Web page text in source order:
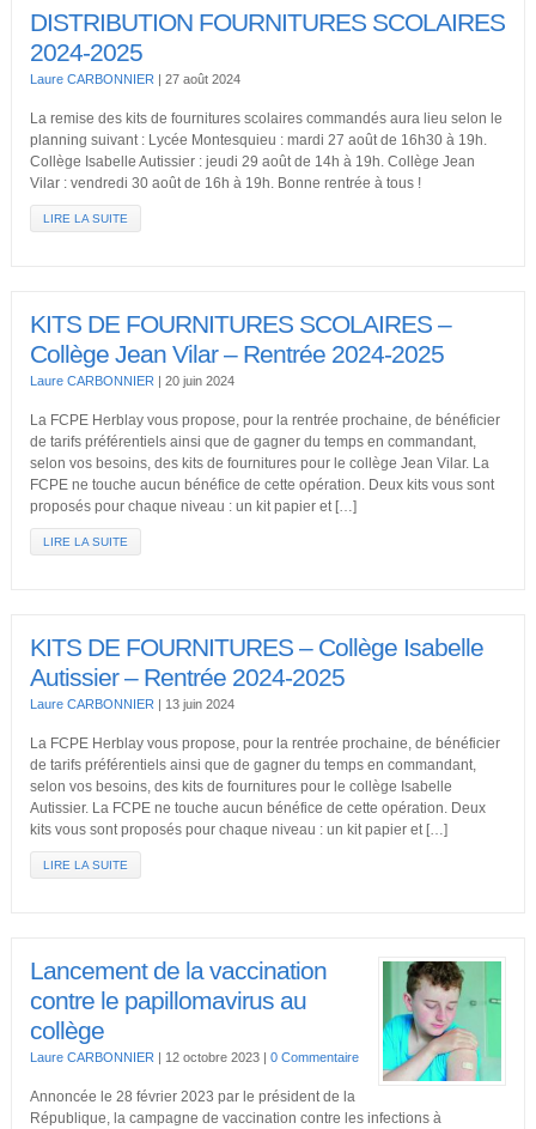
DISTRIBUTION FOURNITURES SCOLAIRES
2024-2025
Laure CARBONNIER 27 août 2024
La remise des kits de fournitures scolaires commandés aura lieu selon le
planning suivant : Lycée Montesquieu : mardi 27 août de 16h30 à 19h.
Collège Isabelle Autissier : jeudi 29 août de 14h à 19h. Collège Jean
Vilar : vendredi 30 août de 16h à 19h. Bonne rentrée à tous !
LIRE LA SUITE
KITS DE FOURNITURES SCOLAIRES –
Collège Jean Vilar – Rentrée 2024-2025
Laure CARBONNIER 20 juin 2024
La FCPE Herblay vous propose, pour la rentrée prochaine, de bénéficier
de tarifs préférentiels ainsi que de gagner du temps en commandant,
selon vos besoins, des kits de fournitures pour le collège Jean Vilar. La
FCPE ne touche aucun bénéfice de cette opération. Deux kits vous sont
proposés pour chaque niveau : un kit papier et […]
LIRE LA SUITE
KITS DE FOURNITURES – Collège Isabelle
Autissier – Rentrée 2024-2025
Laure CARBONNIER 13 juin 2024
La FCPE Herblay vous propose, pour la rentrée prochaine, de bénéficier
de tarifs préférentiels ainsi que de gagner du temps en commandant,
selon vos besoins, des kits de fournitures pour le collège Isabelle
Autissier. La FCPE ne touche aucun bénéfice de cette opération. Deux
kits vous sont proposés pour chaque niveau : un kit papier et […]
LIRE LA SUITE
Lancement de la vaccination
contre le papillomavirus au
collège
Laure CARBONNIER 12 octobre 2023 0 Commentaire
Annoncée le 28 février 2023 par le président de la
République, la campagne de vaccination contre les infections à